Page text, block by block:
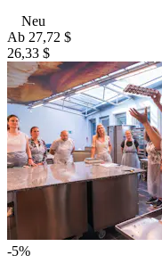
Neu
Ab 27,72 $
26,33 $
-5%